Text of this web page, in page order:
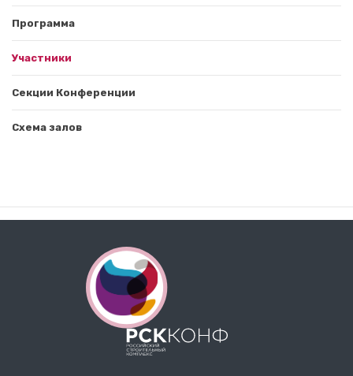
Программа
Участники
Секции Конференции
Схема залов